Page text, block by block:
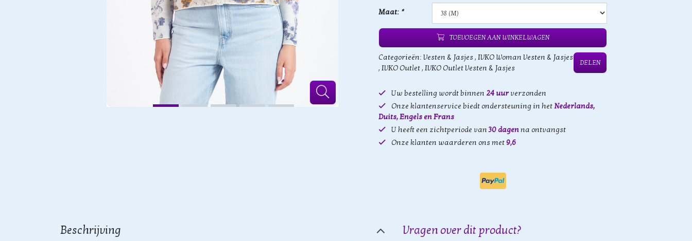
Maat: *
TOEVOEGEN AAN WINKELWAGEN
Categorieën: Vesten & Jasjes, IVKO Woman Vesten & Jasjes
, IVKO Outlet, IVKO Outlet Vesten & Jasjes
DELEN
Uw bestelling wordt binnen 24 uurverzonden
Onze klantenservice biedt ondersteuning in hetNederlands,
Duits, Engels en Frans
U heeft een zichtperiode van30 dagenna ontvangst
Onze klanten waarderen ons met 9,6
Beschrijving Vragen over dit product?